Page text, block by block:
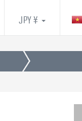
JPY ¥